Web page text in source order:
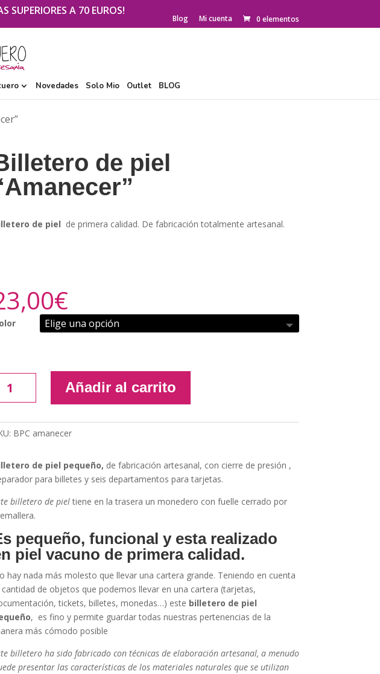
SUPERIORES A 70 EUROS!
Blog Mi cuenta 0 elementos
Novedades Solo Mio Outlet BLOG
de piel
de piel de primera calidad. De fabricación totalmente artesanal.
€
Añadir al carrito
BPC amanecer
de piel pequeño, de fabricación artesanal, con cierre de presión ,
para billetes y seis departamentos para tarjetas.
billetero de pieltiene en la trasera un monedero con fuelle cerrado por
pequeño, funcional y esta realizado
piel vacuno de primera calidad.
hay nada más molesto que llevar una cartera grande. Teniendo en cuenta
cantidad de objetos que podemos llevar en una cartera (tarjetas,
tickets, billetes, monedas…) este billetero de piel
, es fino y permite guardar todas nuestras pertenencias de la
más cómodo posible
billetero ha sido fabricado con técnicas de elaboración artesanal, a menudo
presentar las características de los materiales naturales que se utilizan